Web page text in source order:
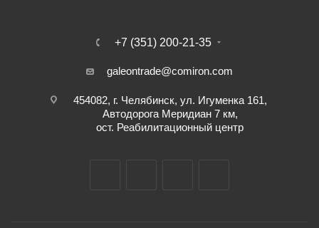
+7 (351) 200-21-35
galeontrade@comiron.com
454082, г. Челябинск, ул. Игуменка 161,
Автодорога Меридиан 7 км,
ост. Реабилитационный центр